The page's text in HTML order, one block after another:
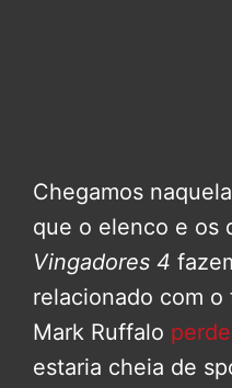
Chegamos
que o elenco e os
Vingadores 4
relacionado com o
Mark Ruffalo
estaria cheia de